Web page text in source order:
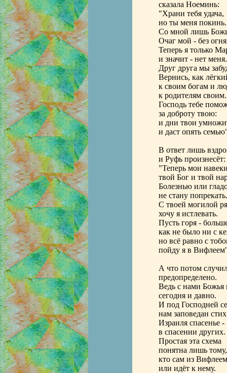
сказала Ноеминь:
"Храни тебя удача,
но ты меня покинь.
Со мной лишь
Очаг мой - без
Теперь я только
и значит - нет меня.
Друг друга мы
Вернись, как
к своим богам и
к родителям своим.
Господь тебе
за доброту твою:
и дни твои
и даст опять
В ответ лишь
и Руфь произнесёт:
"Теперь мои
твой Бог и твой
Болезнью или
не стану попрекать.
С твоей могилой
хочу я истлевать.
Пусть горя -
как не было ни с
но всё равно с
пойду я в
А что потом
предопределено.
Ведь с нами Божья
сегодня и давно.
И под Господней
нам заповедан
Израиля спасенье -
в спасении других.
Простая эта схема
понятна лишь тому,
кто сам из
или идёт к нему.